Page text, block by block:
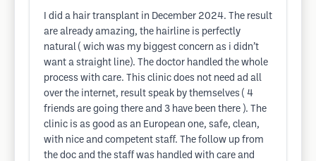
I did a hair transplant in December 2024. The result
are already amazing, the hairline is perfectly
natural ( wich was my biggest concern as i didn’t
want a straight line). The doctor handled the whole
process with care. This clinic does not need ad all
over the internet, result speak by themselves ( 4
friends are going there and 3 have been there ). The
clinic is as good as an European one, safe, clean,
with nice and competent staff. The follow up from
the doc and the staff was handled with care and